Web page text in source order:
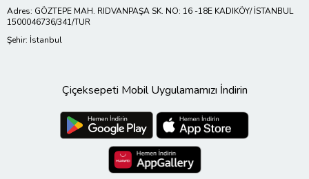
Adres: GÖZTEPE MAH. RIDVANPAŞA SK. NO: 16 -18E KADIKÖY/ İSTANBUL
1500046736/341/TUR
Şehir: İstanbul
Çiçeksepeti Mobil Uygulamamızı İndirin